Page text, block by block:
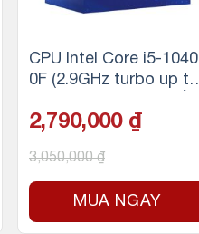
CPU Intel Core i5-1040
0F (2.9GHz turbo up to
g, 12MB Cache, 65W) –
2,790,000 ₫
3,050,000₫
MUA NGAY